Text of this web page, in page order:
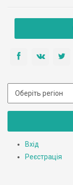
Вхід
Реєстрація